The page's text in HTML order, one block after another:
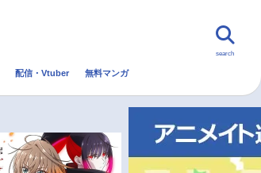
トレンド 無料マンガ
search
配信・Vtuber 無料マンガ